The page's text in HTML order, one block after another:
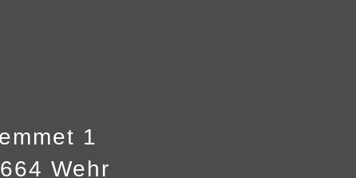
1
Wehr